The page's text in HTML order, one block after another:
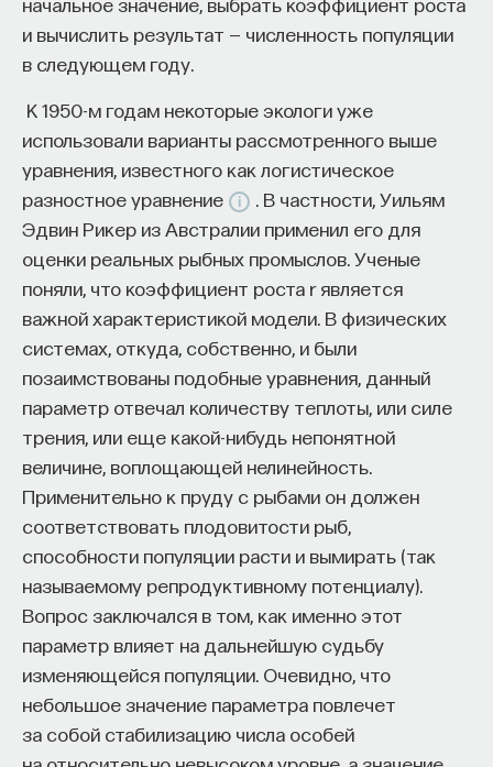
и вычислить результат — численность популяции
в следующем году.
К 1950-м годам некоторые экологи уже
использовали варианты рассмотренного выше
уравнения, известного как логистическое
разностное уравнение
. В частности, Уильям
Эдвин Рикер из Австралии применил его для
оценки реальных рыбных промыслов. Ученые
поняли, что коэффициент роста r является
важной характеристикой модели. В физических
системах, откуда, собственно, и были
позаимствованы подобные уравнения, данный
параметр отвечал количеству теплоты, или силе
трения, или еще какой-нибудь непонятной
величине, воплощающей нелинейность.
Применительно к пруду с рыбами он должен
соответствовать плодовитости рыб,
способности популяции расти и вымирать (так
называемому репродуктивному потенциалу).
Вопрос заключался в том, как именно этот
параметр влияет на дальнейшую судьбу
изменяющейся популяции. Очевидно, что
небольшое значение параметра повлечет
за собой стабилизацию числа особей
вознаграждением, которое мы получаем при
достижении цели. Оказывается, человек тоже
активно использует иерархию действий
он их формирует автоматически, для того чтобы
очень часто их переиспользовать.
10/19/2018
НАПИСАТЬ НАМ
НАД МАТЕРИАЛОМ РАБОТАЛИ
Александр Панов
доктор физико-математических наук,
профессор РАН, директор Лаборатории
когнитивных систем ИИ Института AIRI и Центра
когнитивного моделирования МФТИ
644 публикации
РОБОТОТЕХНИКА ОБУЧЕНИЕ С ПОДКРЕПЛЕНИЕМ